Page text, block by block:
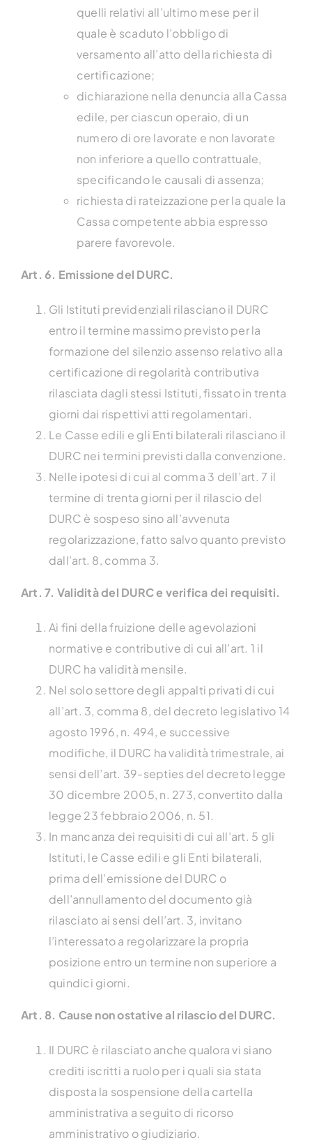
quelli relativi all’ultimo mese per il
quale è scaduto l’obbligo di
versamento all’atto della richiesta di
certificazione;
dichiarazione nella denuncia alla Cassa
edile, per ciascun operaio, di un
numero di ore lavorate e non lavorate
non inferiore a quello contrattuale,
specificando le causali di assenza;
richiesta di rateizzazione per la quale la
Cassa competente abbia espresso
parere favorevole.
Art. 6. Emissione del DURC.
Gli Istituti previdenziali rilasciano il DURC
entro il termine massimo previsto per la
formazione del silenzio assenso relativo alla
certificazione di regolarità contributiva
rilasciata dagli stessi Istituti, fissato in trenta
giorni dai rispettivi atti regolamentari.
Le Casse edili e gli Enti bilaterali rilasciano il
DURC nei termini previsti dalla convenzione.
Nelle ipotesi di cui al comma 3 dell’art. 7 il
termine di trenta giorni per il rilascio del
DURC è sospeso sino all’avvenuta
regolarizzazione, fatto salvo quanto previsto
dall’art. 8, comma 3.
Art. 7. Validità del DURC e verifica dei requisiti.
Ai fini della fruizione delle agevolazioni
normative e contributive di cui all’art. 1 il
DURC ha validità mensile.
Nel solo settore degli appalti privati di cui
all’art. 3, comma 8, del decreto legislativo 14
agosto 1996, n. 494, e successive
modifiche, il DURC ha validità trimestrale, ai
sensi dell’art. 39-septies del decreto legge
30 dicembre 2005, n. 273, convertito dalla
legge 23 febbraio 2006, n. 51.
In mancanza dei requisiti di cui all’art. 5 gli
Istituti, le Casse edili e gli Enti bilaterali,
prima dell’emissione del DURC o
dell’annullamento del documento già
rilasciato ai sensi dell’art. 3, invitano
l’interessato a regolarizzare la propria
posizione entro un termine non superiore a
quindici giorni.
Art. 8. Cause non ostative al rilascio del DURC.
Il DURC è rilasciato anche qualora vi siano
crediti iscritti a ruolo per i quali sia stata
disposta la sospensione della cartella
amministrativa a seguito di ricorso
amministrativo o giudiziario.